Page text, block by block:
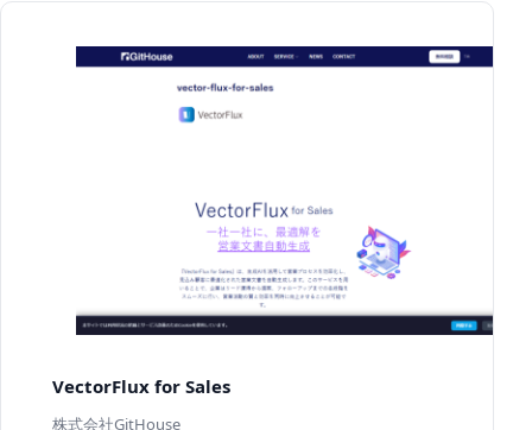
VectorFlux for Sales
株式会社GitHouse